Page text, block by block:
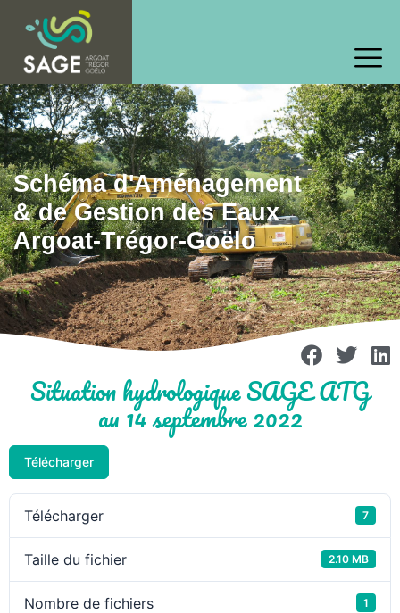
Schéma d'Aménagement
& de Gestion des Eaux
Argoat-Trégor-Goëlo
Situation hydrologique SAGE ATG
au 14 septembre 2022
Télécharger
Télécharger 7
Taille du fichier 2.10 MB
Nombre de fichiers 1